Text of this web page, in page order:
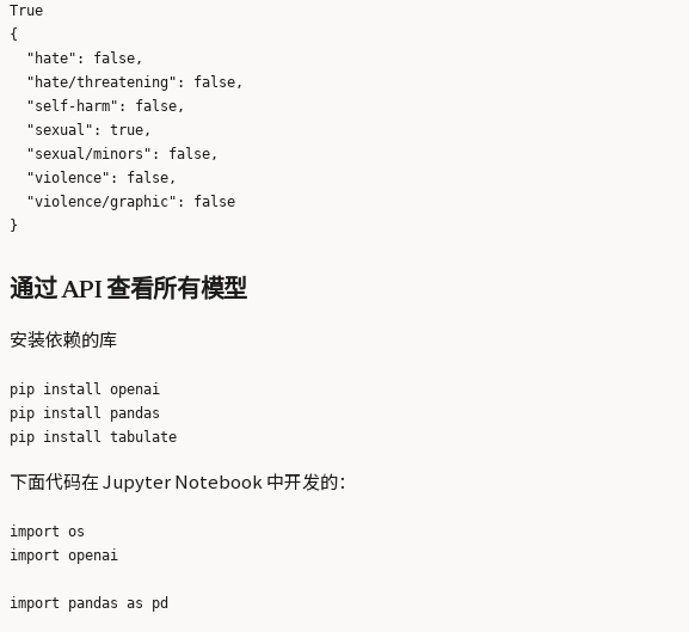
True
{
  "hate": false,
  "hate/threatening": false,
  "self-harm": false,
  "sexual": true,
  "sexual/minors": false,
  "violence": false,
  "violence/graphic": false
通过 API 查看所有模型
安装依赖的库
pip install openai
pip install pandas
下面代码在 Jupyter Notebook 中开发的：
import os
import openai
import pandas as pd